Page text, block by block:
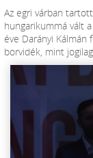
Az egri várban
hungarikummá vált
éve Darányi
borvidék, mint